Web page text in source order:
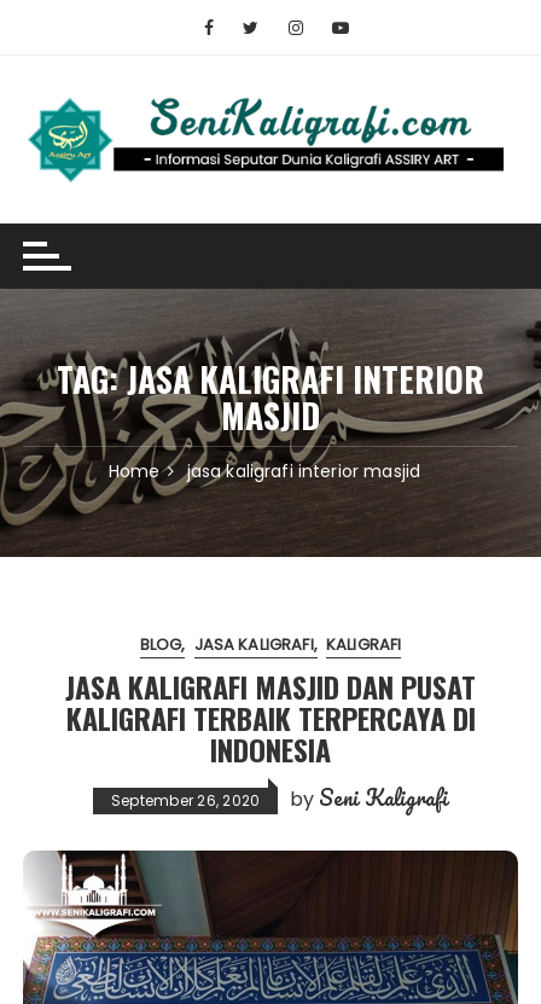
TAG:JASA KALIGRAFI INTERIOR
MASJID
Home jasa kaligrafi interior masjid
BLOG JASA KALIGRAFI KALIGRAFI
JASA KALIGRAFI MASJID DAN PUSAT
KALIGRAFI TERBAIK TERPERCAYA DI
INDONESIA
September 26, 2020 by Seni Kaligrafi